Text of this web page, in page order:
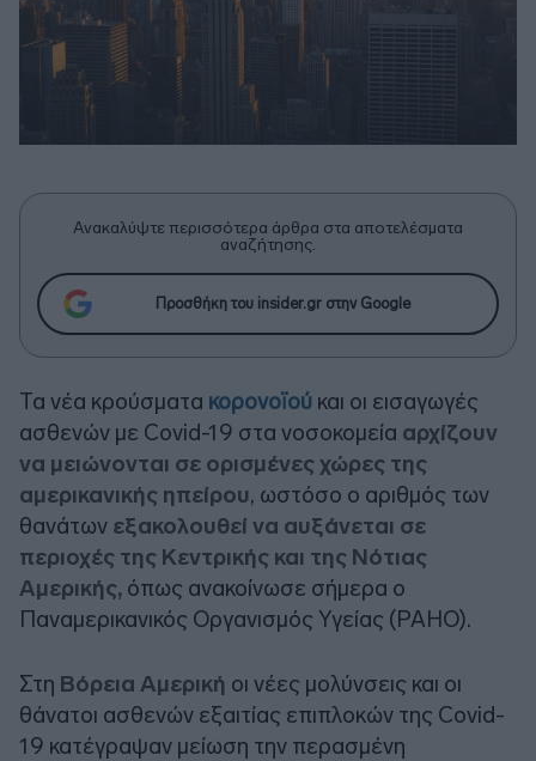
Ανακαλύψτε περισσότερα άρθρα στα αποτελέσματα
αναζήτησης.
Προσθήκη του insider.gr στην Google
Τα νέα κρούσματα κορονοϊού και οι εισαγωγές
ασθενών με Covid-19 στα νοσοκομεία αρχίζουν
να μειώνονται σε ορισμένες χώρες της
αμερικανικής ηπείρου, ωστόσο ο αριθμός των
θανάτων εξακολουθεί να αυξάνεται σε
περιοχές της Κεντρικής και της Νότιας
Αμερικής, όπως ανακοίνωσε σήμερα ο
Παναμερικανικός Οργανισμός Υγείας (PAHO).
Στη Βόρεια Αμερική οι νέες μολύνσεις και οι
θάνατοι ασθενών εξαιτίας επιπλοκών της Covid-
19 κατέγραψαν μείωση την περασμένη